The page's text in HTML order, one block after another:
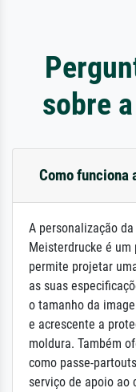
sobre
Como funciona
A personalização
Meisterdrucke é
permite projetar
as suas
o tamanho da
e acrescente a
moldura. Também
como passe-
serviço de apoio ao